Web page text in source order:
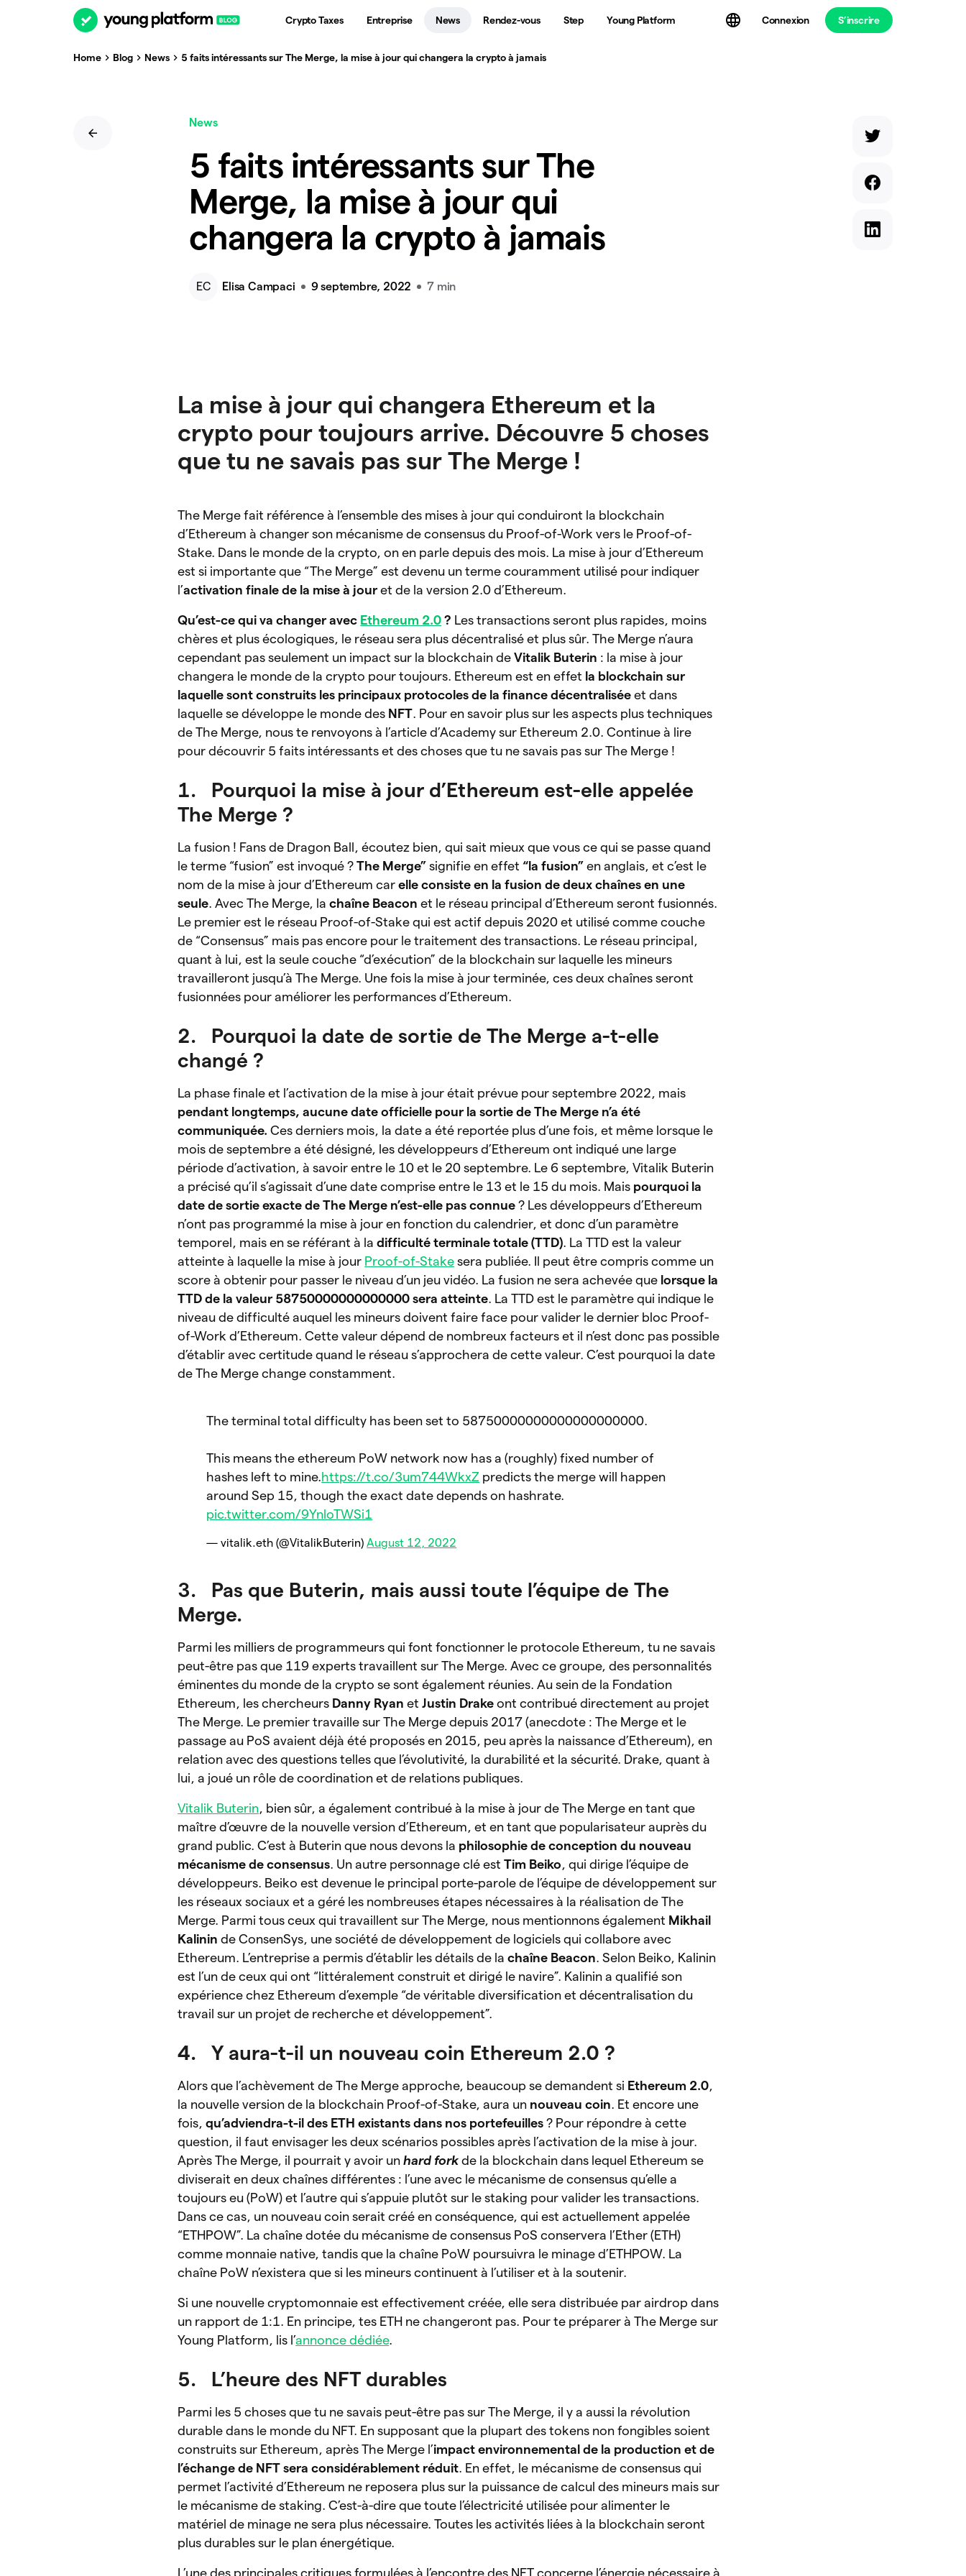
Crypto Taxes Entreprise News Rendez-vous Step Young Platform Connexion S’inscrire
Home Blog News 5 faits intéressants sur The Merge, la mise à jour qui changera la crypto à jamais
News
5 faits intéressants sur The
Merge, la mise à jour qui
changera la crypto à jamais
EC Elisa Campaci 9 septembre, 2022 7 min
La mise à jour qui changera Ethereum et la
crypto pour toujours arrive. Découvre 5 choses
que tu ne savais pas sur The Merge !
The Merge fait référence à l’ensemble des mises à jour qui conduiront la blockchain
d’Ethereum à changer son mécanisme de consensus du Proof-of-Work vers le Proof-of-
Stake. Dans le monde de la crypto, on en parle depuis des mois. La mise à jour d’Ethereum
est si importante que “The Merge” est devenu un terme couramment utilisé pour indiquer
l’activation finale de la mise à jouret de la version 2.0 d’Ethereum.
Qu’est-ce qui va changer avec Ethereum 2.0 ? Les transactions seront plus rapides, moins
chères et plus écologiques, le réseau sera plus décentralisé et plus sûr. The Merge n’aura
cependant pas seulement un impact sur la blockchain deVitalik Buterin : la mise à jour
changera le monde de la crypto pour toujours. Ethereum est en effet la blockchain sur
laquelle sont construits les principaux protocoles de la finance décentraliséeet dans
laquelle se développe le monde des NFT. Pour en savoir plus sur les aspects plus techniques
de The Merge, nous te renvoyons à l’article d’Academy sur Ethereum 2.0. Continue à lire
pour découvrir 5 faits intéressants et des choses que tu ne savais pas sur The Merge !
1. Pourquoi la mise à jour d’Ethereum est-elle appelée
The Merge ?
La fusion ! Fans de Dragon Ball, écoutez bien, qui sait mieux que vous ce qui se passe quand
le terme “fusion” est invoqué ?The Merge”signifie en effet“la fusion”en anglais, et c’est le
nom de la mise à jour d’Ethereum carelle consiste en la fusion de deux chaînes en une
seule. Avec The Merge, lachaîne Beaconet le réseau principal d’Ethereum seront fusionnés.
Le premier est le réseau Proof-of-Stake qui est actif depuis 2020 et utilisé comme couche
de “Consensus” mais pas encore pour le traitement des transactions. Le réseau principal,
quant à lui, est la seule couche “d’exécution” de la blockchain sur laquelle les mineurs
travailleront jusqu’à The Merge. Une fois la mise à jour terminée, ces deux chaînes seront
fusionnées pour améliorer les performances d’Ethereum.
2. Pourquoi la date de sortie de The Merge a-t-elle
changé ?
La phase finale et l’activation de la mise à jour était prévue pour septembre 2022, mais
pendant longtemps, aucune date officielle pour la sortie de The Merge n’a été
communiquée. Ces derniers mois, la date a été reportée plus d’une fois, et même lorsque le
mois de septembre a été désigné, les développeurs d’Ethereum ont indiqué une large
période d’activation, à savoir entre le 10 et le 20 septembre. Le 6 septembre, Vitalik Buterin
a précisé qu’il s’agissait d’une date comprise entre le 13 et le 15 du mois. Mais pourquoi la
date de sortie exacte de The Merge n’est-elle pas connue? Les développeurs d’Ethereum
n’ont pas programmé la mise à jour en fonction du calendrier, et donc d’un paramètre
temporel, mais en se référant à ladifficulté terminale totale (TTD). La TTD est la valeur
atteinte à laquelle la mise à jour Proof-of-Stake sera publiée. Il peut être compris comme un
score à obtenir pour passer le niveau d’un jeu vidéo. La fusion ne sera achevée que lorsque la
TTD de la valeur 58750000000000000 sera atteinte. La TTD est le paramètre qui indique le
niveau de difficulté auquel les mineurs doivent faire face pour valider le dernier bloc Proof-
of-Work d’Ethereum. Cette valeur dépend de nombreux facteurs et il n’est donc pas possible
d’établir avec certitude quand le réseau s’approchera de cette valeur. C’est pourquoi la date
de The Merge change constamment.
The terminal total difficulty has been set to 58750000000000000000000.
This means the ethereum PoW network now has a (roughly) fixed number of
hashes left to mine.https://t.co/3um744WkxZ predicts the merge will happen
around Sep 15, though the exact date depends on hashrate.
pic.twitter.com/9YnloTWSi1
— vitalik.eth (@VitalikButerin)August 12, 2022
3. Pas que Buterin, mais aussi toute l’équipe de The
Merge.
Parmi les milliers de programmeurs qui font fonctionner le protocole Ethereum, tu ne savais
peut-être pas que 119 experts travaillent sur The Merge. Avec ce groupe, des personnalités
éminentes du monde de la crypto se sont également réunies. Au sein de la Fondation
Ethereum, les chercheurs Danny RyanetJustin Drakeont contribué directement au projet
The Merge. Le premier travaille sur The Merge depuis 2017 (anecdote : The Merge et le
passage au PoS avaient déjà été proposés en 2015, peu après la naissance d’Ethereum), en
relation avec des questions telles que l’évolutivité, la durabilité et la sécurité. Drake, quant à
lui, a joué un rôle de coordination et de relations publiques.
Vitalik Buterin, bien sûr, a également contribué à la mise à jour de The Merge en tant que
maître d’œuvre de la nouvelle version d’Ethereum, et en tant que popularisateur auprès du
grand public. C’est à Buterin que nous devons la philosophie de conception du nouveau
mécanisme de consensus. Un autre personnage clé estTim Beiko, qui dirige l’équipe de
développeurs. Beiko est devenue le principal porte-parole de l’équipe de développement sur
les réseaux sociaux et a géré les nombreuses étapes nécessaires à la réalisation de The
Merge. Parmi tous ceux qui travaillent sur The Merge, nous mentionnons également Mikhail
Kalininde ConsenSys, une société de développement de logiciels qui collabore avec
Ethereum. L’entreprise a permis d’établir les détails de lachaîne Beacon. Selon Beiko, Kalinin
est l’un de ceux qui ont “littéralement construit et dirigé le navire”. Kalinin a qualifié son
expérience chez Ethereum d’exemple “de véritable diversification et décentralisation du
travail sur un projet de recherche et développement”.
4. Y aura-t-il un nouveau coin Ethereum 2.0 ?
Alors que l’achèvement de The Merge approche, beaucoup se demandent si Ethereum 2.0,
la nouvelle version de la blockchain Proof-of-Stake, aura un nouveau coin. Et encore une
fois,qu’adviendra-t-il des ETH existants dans nos portefeuilles? Pour répondre à cette
question, il faut envisager les deux scénarios possibles après l’activation de la mise à jour.
Après The Merge, il pourrait y avoir unhard fork de la blockchain dans lequel Ethereum se
diviserait en deux chaînes différentes : l’une avec le mécanisme de consensus qu’elle a
toujours eu (PoW) et l’autre qui s’appuie plutôt sur le staking pour valider les transactions.
Dans ce cas, un nouveau coin serait créé en conséquence, qui est actuellement appelée
“ETHPOW”. La chaîne dotée du mécanisme de consensus PoS conservera l’Ether (ETH)
comme monnaie native, tandis que la chaîne PoW poursuivra le minage d’ETHPOW. La
chaîne PoW n’existera que si les mineurs continuent à l’utiliser et à la soutenir.
Si une nouvelle cryptomonnaie est effectivement créée, elle sera distribuée par airdrop dans
un rapport de 1:1. En principe, tes ETH ne changeront pas. Pour te préparer à The Merge sur
Young Platform, lis l’annonce dédiée.
5. L’heure des NFT durables
Parmi les 5 choses que tu ne savais peut-être pas sur The Merge, il y a aussi la révolution
durable dans le monde du NFT. En supposant que la plupart des tokens non fongibles soient
construits sur Ethereum, après The Merge l’impact environnemental de la production et de
l’échange de NFT sera considérablement réduit. En effet, le mécanisme de consensus qui
permet l’activité d’Ethereum ne reposera plus sur la puissance de calcul des mineurs mais sur
le mécanisme de staking. C’est-à-dire que toute l’électricité utilisée pour alimenter le
matériel de minage ne sera plus nécessaire. Toutes les activités liées à la blockchain seront
plus durables sur le plan énergétique.
L’une des principales critiques formulées à l’encontre des NFT concerne l’énergie nécessaire à